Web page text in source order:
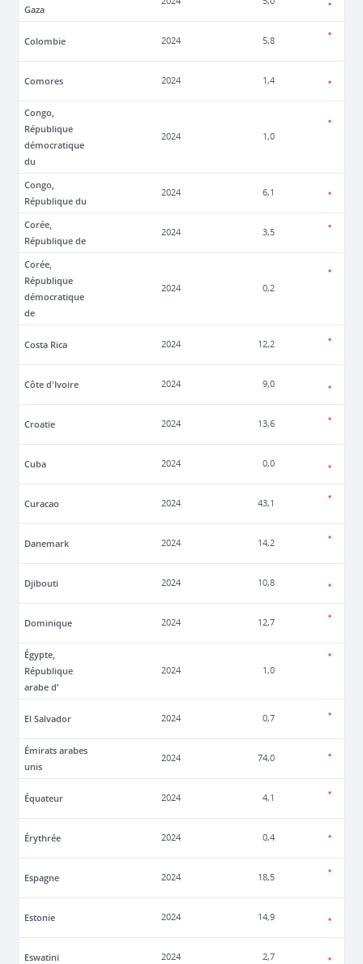
Gaza
Colombie 2024 5,8
Comores 2024 1,4
Congo,
République
démocratique
du
2024 1,0
Congo,
République du
2024 6,1
Corée,
République de
2024 3,5
Corée,
République
démocratique
de
2024 0,2
Costa Rica 2024 12,2
Côte d'Ivoire 2024 9,0
Croatie 2024 13,6
Cuba 2024 0,0
Curacao 2024 43,1
Danemark 2024 14,2
Djibouti 2024 10,8
Dominique 2024 12,7
Égypte,
République
arabe d’
2024 1,0
El Salvador 2024 0,7
Émirats arabes
unis
2024 74,0
Équateur 2024 4,1
Érythrée 2024 0,4
Espagne 2024 18,5
Estonie 2024 14,9
Eswatini 2024 2,7